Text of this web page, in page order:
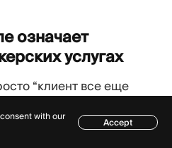
означает
услугах
“клиент все еще
with our
Accept